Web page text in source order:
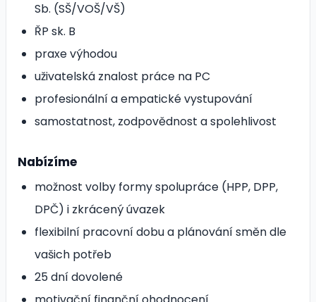
Sb. (SŠ/VOŠ/VŠ)
ŘP sk. B
praxe výhodou
uživatelská znalost práce na PC
profesionální a empatické vystupování
samostatnost, zodpovědnost a spolehlivost
Nabízíme
možnost volby formy spolupráce (HPP, DPP,
DPČ) i zkrácený úvazek
flexibilní pracovní dobu a plánování směn dle
vašich potřeb
25 dní dovolené